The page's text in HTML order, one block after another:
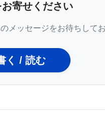
ン・プラットフォーム
博士の発表した新ワク
ルトンのバイオセーフ
寄せください
メッセージをお待ちしてお
く / 読む